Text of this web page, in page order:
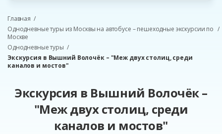
Главная
Однодневные туры из Москвы на автобусе – пешеходные экскурсии по
Москве
Однодневные туры
Экскурсия в Вышний Волочёк – "Меж двух столиц, среди
каналов и мостов"
Экскурсия в Вышний Волочёк –
"Меж двух столиц, среди
каналов и мостов"